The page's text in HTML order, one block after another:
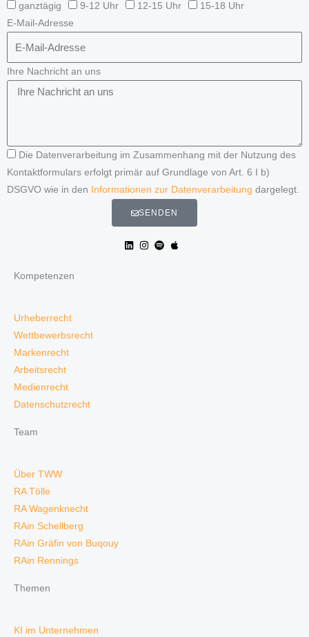
ganztägig
9-12 Uhr 12-15 Uhr
15-18 Uhr
E-Mail-Adresse
Ihre Nachricht an uns
Die Datenverarbeitung im Zusammenhang mit der Nutzung des
Kontaktformulars erfolgt primär auf Grundlage von Art. 6 I b)
DSGVO wie in den
Informationen zur Datenverarbeitung dargelegt.
SENDEN
Kompetenzen
Urheberrecht
Wettbewerbsrecht
Markenrecht
Arbeitsrecht
Medienrecht
Datenschutzrecht
Team
Über TWW
RA Tölle
RA Wagenknecht
RAin Schellberg
RAin Gräfin von Buqouy
RAin Rennings
Themen
KI im Unternehmen